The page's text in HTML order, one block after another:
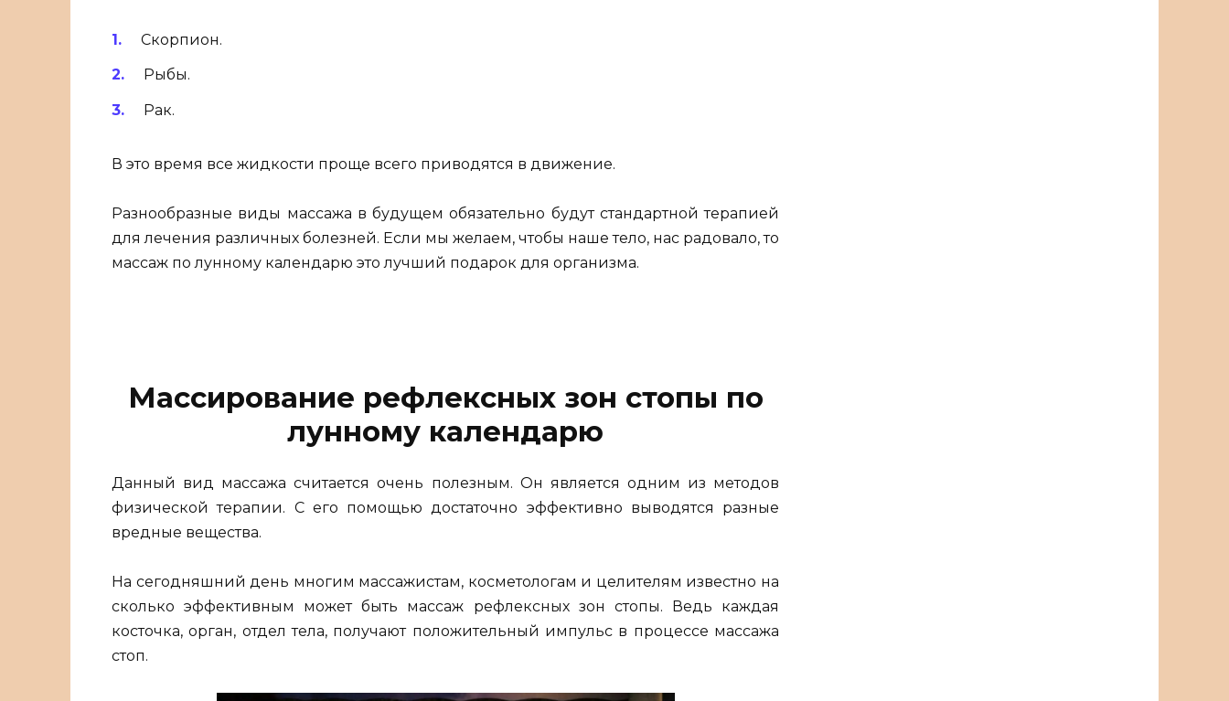
Скорпион.
Рыбы.
Рак.
В это время все жидкости проще всего приводятся в движение.
Разнообразные виды массажа в будущем обязательно будут стандартной терапией
для лечения различных болезней. Если мы желаем, чтобы наше тело, нас радовало, то
массаж по лунному календарю это лучший подарок для организма.
Массирование рефлексных зон стопы по
лунному календарю
Данный вид массажа считается очень полезным. Он является одним из методов
физической терапии. С его помощью достаточно эффективно выводятся разные
вредные вещества.
На сегодняшний день многим массажистам, косметологам и целителям известно на
сколько эффективным может быть массаж рефлексных зон стопы. Ведь каждая
косточка, орган, отдел тела, получают положительный импульс в процессе массажа
стоп.